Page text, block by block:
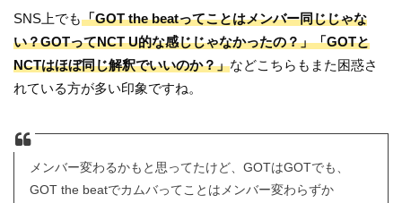
SNS上でも「GOT the beatってことはメンバー同じじゃな
い？GOTってNCT U的な感じじゃなかったの？」「GOTと
NCTはほぼ同じ解釈でいいのか？」などこちらもまた困惑さ
れている方が多い印象ですね。
メンバー変わるかもと思ってたけど、GOTはGOTでも、
GOT the beatでカムバってことはメンバー変わらずか